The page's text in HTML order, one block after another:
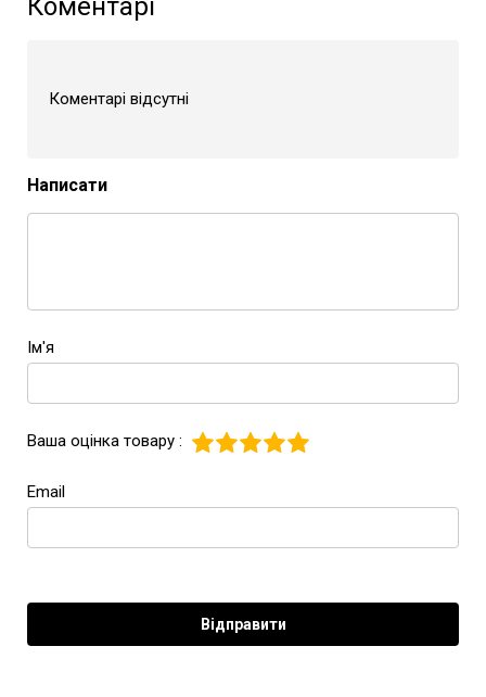
Коментарі
Коментарі відсутні
Написати
Ім'я
Ваша оцінка товару :
Email